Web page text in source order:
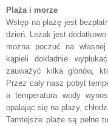
Plaża i morze
Wstęp na plażę jest
dzień. Leżak jest
można poczuć na
kąpieli dokładnie
zauważyć kilka glonów,
Przez cały nasz pobyt
a temperatura wody
opalając się na plaży,
Tamtejsze plaże są pełne